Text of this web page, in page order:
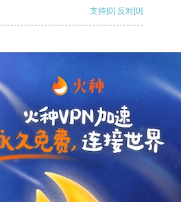
支持[0] 反对[0]
支持
支持[0] 反对[0]